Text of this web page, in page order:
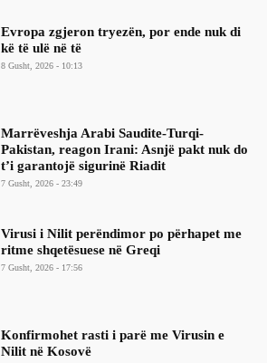
Evropa zgjeron tryezën, por ende nuk di
kë të ulë në të
8 Gusht, 2026 - 10:13
Marrëveshja Arabi Saudite-Turqi-
Pakistan, reagon Irani: Asnjë pakt nuk do
t’i garantojë sigurinë Riadit
7 Gusht, 2026 - 23:49
Virusi i Nilit perëndimor po përhapet me
ritme shqetësuese në Greqi
7 Gusht, 2026 - 17:56
Konfirmohet rasti i parë me Virusin e
Nilit në Kosovë